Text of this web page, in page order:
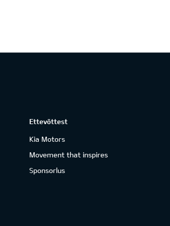
Ettevõttest
Kia Motors
Movement that inspires
Sponsorlus